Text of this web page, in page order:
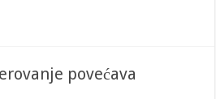
povećava